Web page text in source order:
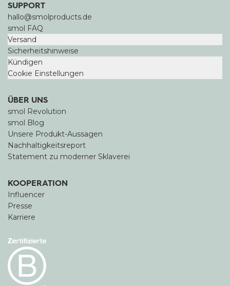
SUPPORT
hallo@smolproducts.de
smol FAQ
Versand
Sicherheitshinweise
Kündigen
Cookie Einstellungen
ÜBER UNS
smol Revolution
smol Blog
Unsere Produkt-Aussagen
Nachhaltigkeitsreport
Statement zu moderner Sklaverei
KOOPERATION
Influencer
Presse
Karriere